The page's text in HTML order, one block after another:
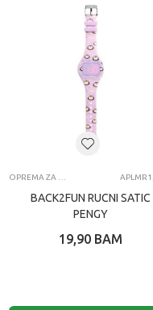
BACK2FUN RUCNI SATIC
PENGY
19,90 BAM